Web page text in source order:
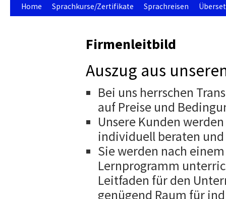
Zum
Home Sprachkurse/Zertifikate Sprachreisen
Firmenleitbild
Auszug aus
Bei uns herrschen
auf Preise und
Unsere Kunden
individuell beraten
Sie werden nach
Lernprogramm
Leitfaden für den
genügend Raum für